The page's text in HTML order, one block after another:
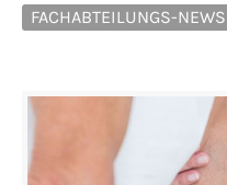
FACHABTEILUNGS-NEWS